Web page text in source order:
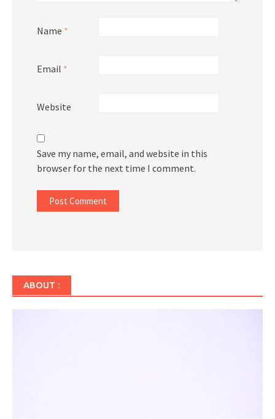
Name *
Email *
Website
Save my name, email, and website in this
browser for the next time I comment.
ABOUT :